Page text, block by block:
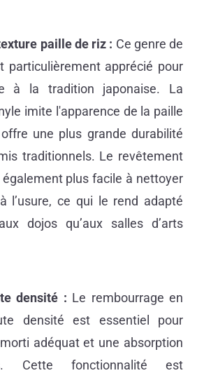
paille de riz : Ce genre de
particulièrement apprécié pour
à la tradition japonaise. La
imite l'apparence de la paille
une plus grande durabilité
traditionnels. Le revêtement
plus facile à nettoyer
l’usure, ce qui le rend adapté
dojos qu’aux salles d’arts
densité : Le rembourrage en
densité est essentiel pour
adéquat et une absorption
Cette fonctionnalité est